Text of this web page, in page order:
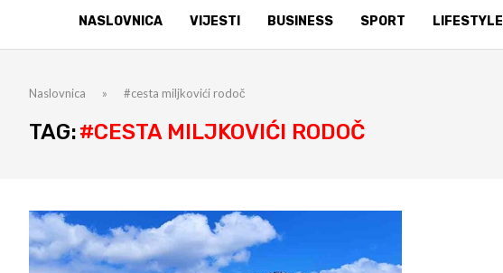
NASLOVNICA VIJESTI BUSINESS SPORT LIFESTYLE
Naslovnica » #cesta miljkovići rodoč
TAG:#CESTA MILJKOVIĆI RODOČ